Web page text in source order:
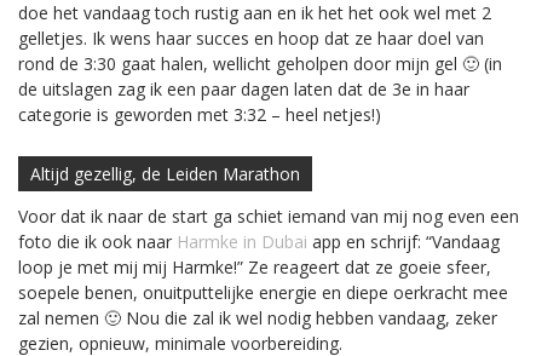
doe het vandaag toch rustig aan en ik het het ook wel met 2
gelletjes. Ik wens haar succes en hoop dat ze haar doel van
rond de 3:30 gaat halen, wellicht geholpen door mijn gel 🙂 (in
de uitslagen zag ik een paar dagen laten dat de 3e in haar
categorie is geworden met 3:32 – heel netjes!)
Altijd gezellig, de Leiden Marathon
Voor dat ik naar de start ga schiet iemand van mij nog even een
foto die ik ook naar Harmke in Dubai app en schrijf: “Vandaag
loop je met mij mij Harmke!” Ze reageert dat ze goeie sfeer,
soepele benen, onuitputtelijke energie en diepe oerkracht mee
zal nemen 🙂 Nou die zal ik wel nodig hebben vandaag, zeker
gezien, opnieuw, minimale voorbereiding.